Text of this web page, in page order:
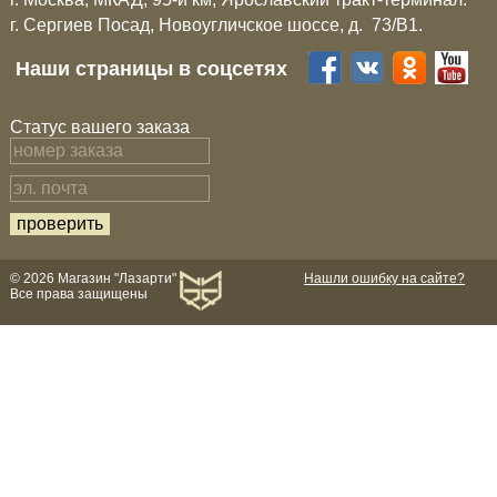
г. Сергиев Посад, Новоугличское шоссе, д. 73/B1.
Наши страницы в соцсетях
Статус вашего заказа
Нашли ошибку на сайте?
© 2026 Магазин "Лазарти"
Все права защищены
Компрессионные фитинги Poliext
Honda
Infinity
Kia
Lada
Флуоресцентные краски
Шпатлевки, штукатурки
Эмали универсальные акриловые
Грунтовки, защитные лаки
Магнитные панели на холодильник